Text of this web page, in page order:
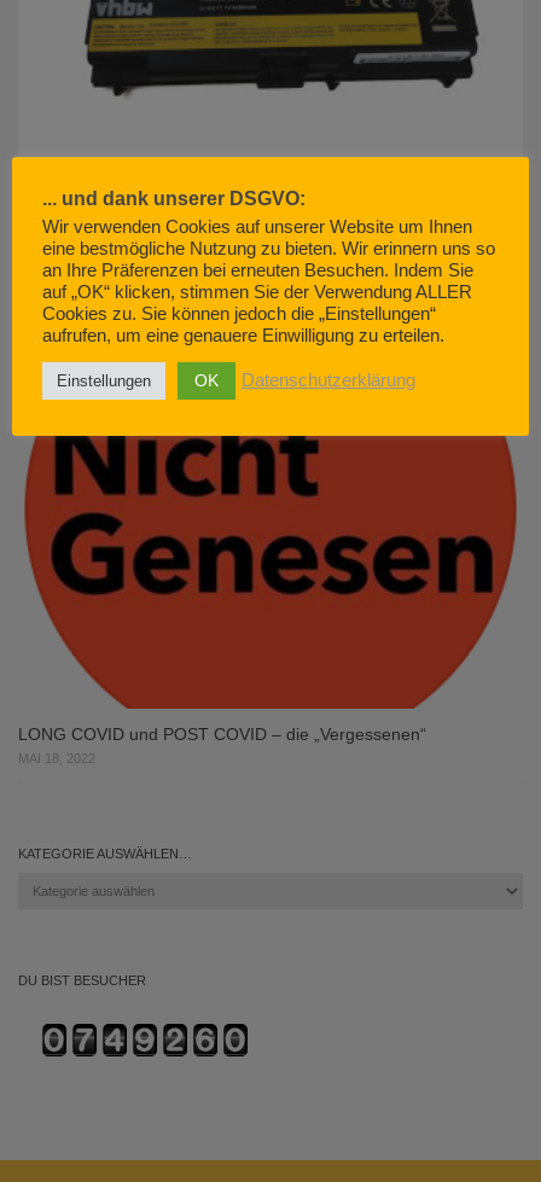
akku500.de (EMCOM GmbH) – so geht Kundenservice. Nicht.
JUNI 29, 2022
LONG COVID und POST COVID – die „Vergessenen“
MAI 18, 2022
KATEGORIE AUSWÄHLEN…
Kategorie
DU BIST BESUCHER
... und dank unserer DSGVO:
Wir verwenden Cookies auf unserer Website um Ihnen
eine bestmögliche Nutzung zu bieten. Wir erinnern uns so
an Ihre Präferenzen bei erneuten Besuchen. Indem Sie
auf „OK“ klicken, stimmen Sie der Verwendung ALLER
Cookies zu. Sie können jedoch die „Einstellungen“
aufrufen, um eine genauere Einwilligung zu erteilen.
Einstellungen OK Datenschutzerklärung